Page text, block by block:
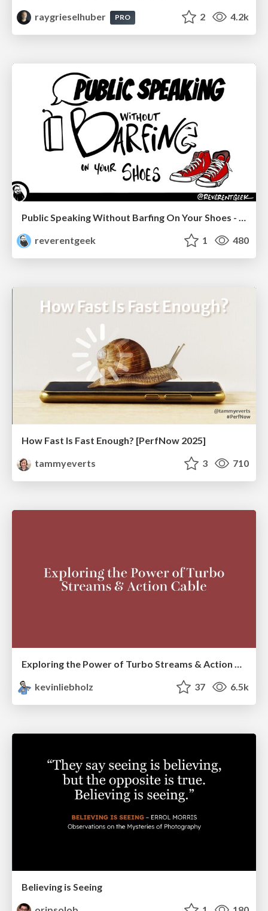
raygrieselhuber
PRO 2 4.2k
Public Speaking Without Barfing On Your Shoes - THAT 2023
reverentgeek
1 480
How Fast Is Fast Enough? [PerfNow 2025]
tammyeverts
3 710
kevinliebholz
37 6.5k
Believing is Seeing